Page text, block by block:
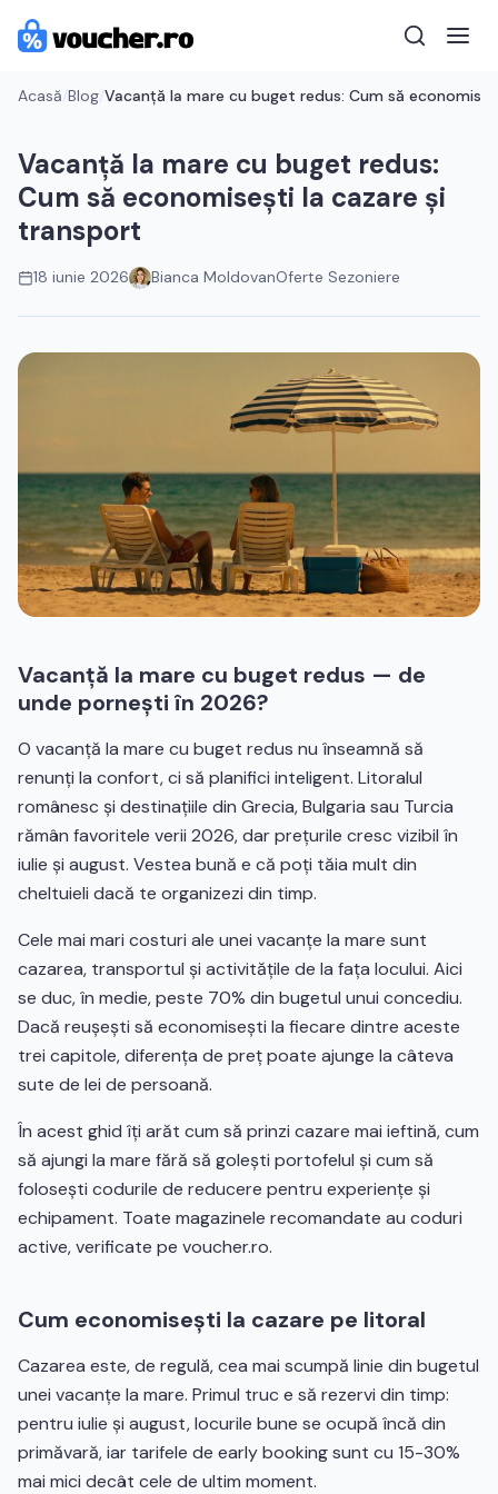
Acasă/Blog/Vacanță la mare cu buget redus: Cum să
Vacanță la mare cu buget redus:
Cum să economisești la cazare și
transport
18 iunie 2026 Bianca MoldovanOferte Sezoniere
Vacanță la mare cu buget redus — de
unde pornești în 2026?
O vacanță la mare cu buget redus nu înseamnă să
renunți la confort, ci să planifici inteligent. Litoralul
românesc și destinațiile din Grecia, Bulgaria sau Turcia
rămân favoritele verii 2026, dar prețurile cresc vizibil în
iulie și august. Vestea bună e că poți tăia mult din
cheltuieli dacă te organizezi din timp.
Cele mai mari costuri ale unei vacanțe la mare sunt
cazarea, transportul și activitățile de la fața locului. Aici
se duc, în medie, peste 70% din bugetul unui concediu.
Dacă reușești să economisești la fiecare dintre aceste
trei capitole, diferența de preț poate ajunge la câteva
sute de lei de persoană.
În acest ghid îți arăt cum să prinzi cazare mai ieftină, cum
să ajungi la mare fără să golești portofelul și cum să
folosești codurile de reducere pentru experiențe și
echipament. Toate magazinele recomandate au coduri
active, verificate pe voucher.ro.
Cum economisești la cazare pe litoral
Cazarea este, de regulă, cea mai scumpă linie din bugetul
unei vacanțe la mare. Primul truc e să rezervi din timp:
pentru iulie și august, locurile bune se ocupă încă din
primăvară, iar tarifele de early booking sunt cu 15-30%
mai mici decât cele de ultim moment.